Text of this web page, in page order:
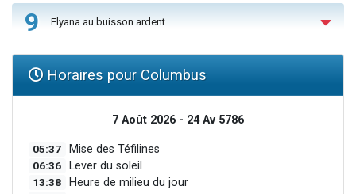
9 Elyana au buisson ardent
Horaires pour Columbus
7 Août 2026 - 24 Av 5786
05:37 Mise des Téfilines
06:36 Lever du soleil
13:38 Heure de milieu du jour